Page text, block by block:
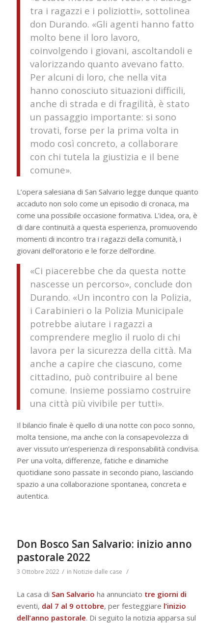
tra i ragazzi e i poliziotti», sottolinea
don Durando. «Gli agenti hanno fatto
molto bene il loro lavoro,
coinvolgendo i giovani, ascoltandoli e
valorizzando quanto avevano fatto.
Per alcuni di loro, che nella vita
hanno conosciuto situazioni difficili,
anche di strada e di fragilità, è stato
un passaggio importante: si sono
trovati, forse per la prima volta in
modo così concreto, a collaborare
con chi tutela la giustizia e il bene
comune».
L’opera salesiana di San Salvario legge dunque quanto
accaduto non solo come un episodio di cronaca, ma
come una possibile occasione formativa. L’idea, ora, è
di dare continuità a questa esperienza, promuovendo
momenti di incontro tra i ragazzi della comunità, i
giovani dell’oratorio e le forze dell’ordine.
«Ci piacerebbe che da questa notte
nascesse un percorso», conclude don
Durando. «Un incontro con la Polizia,
i Carabinieri o la Polizia Municipale
potrebbe aiutare i ragazzi a
comprendere meglio il ruolo di chi
lavora per la sicurezza della città. Ma
anche a capire che ciascuno, come
cittadino, può contribuire al bene
comune. Insieme possiamo costruire
una città più vivibile per tutti».
Il bilancio finale è quello di una notte con poco sonno,
molta tensione, ma anche con la consapevolezza di
aver vissuto un’esperienza di responsabilità condivisa.
Per una volta, differenze, fatiche e dinamiche
quotidiane sono passate in secondo piano, lasciando
spazio a una collaborazione spontanea, concreta e
autentica.
Don Bosco San Salvario: inizio anno
pastorale 2022
3 Ottobre 2022 / in Notizie dalle case /
La casa di San Salvario ha annunciato tre giorni di
eventi, dal 7 al 9 ottobre, per festeggiare l’inizio
dell’anno pastorale. Di seguito la notizia apparsa sul